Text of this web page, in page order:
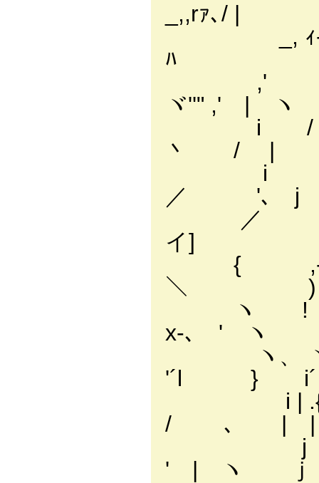
_,,rｧ､/ |
_, ｨ-ｿ |
ﾊ
,' / | i
ヾ''" ,' | ヽ
i / | i
丶 / |
i j| l
／ '､ j
／ _ﾉ
イ] ﾒ
{ ,-´
＼ )
ヽ !
x-､ ' ヽ
ヽ、 ヽ
'´l } i´
i | .{
/ ､ゝ | |
j {
' | ヽ